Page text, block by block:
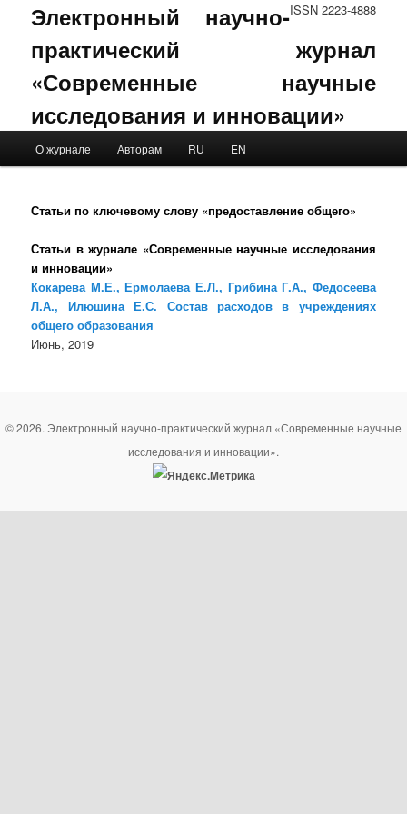
ISSN 2223-4888
Электронный научно-
практический журнал
«Современные научные
исследования и инновации»
Skip to primary content
Skip to secondary content
О журнале Авторам RU EN
Статьи по ключевому слову «предоставление общего»
Статьи в журнале «Современные научные исследования
и инновации»
Кокарева М.Е., Ермолаева Е.Л., Грибина Г.А., Федосеева
Л.А., Илюшина Е.С. Состав расходов в учреждениях
общего образования
Июнь, 2019
© 2026. Электронный научно-практический журнал «Современные научные
исследования и инновации».